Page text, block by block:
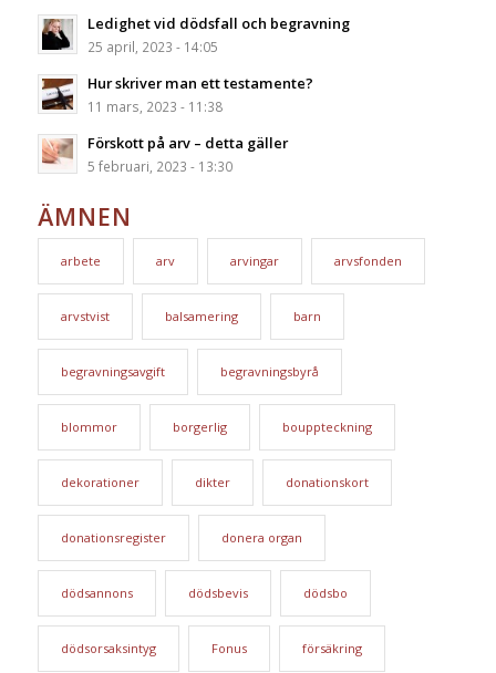
Ledighet vid dödsfall och begravning
25 april, 2023 - 14:05
Hur skriver man ett testamente?
11 mars, 2023 - 11:38
Förskott på arv – detta gäller
5 februari, 2023 - 13:30
ÄMNEN
arbete arv arvingar arvsfonden
arvstvist balsamering barn
begravningsavgift begravningsbyrå
blommor borgerlig bouppteckning
dekorationer dikter donationskort
donationsregister donera organ
dödsannons dödsbevis dödsbo
dödsorsaksintyg Fonus försäkring